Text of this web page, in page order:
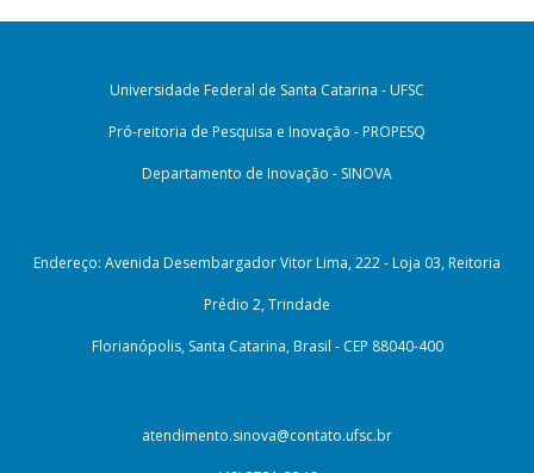
Universidade Federal de Santa Catarina - UFSC
Pró-reitoria de Pesquisa e Inovação - PROPESQ
Departamento de Inovação - SINOVA
Endereço: Avenida Desembargador Vitor Lima, 222 - Loja 03, Reitoria
Prédio 2, Trindade
Florianópolis, Santa Catarina, Brasil - CEP 88040-400
atendimento.sinova@contato.ufsc.br